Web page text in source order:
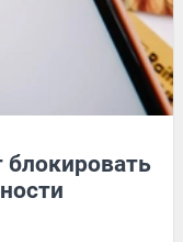
блокировать